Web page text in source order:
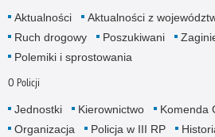
Aktualności Aktualności z
Ruch drogowy
Poszukiwani
Polemiki i sprostowania
O Policji
Jednostki Kierownictwo
Komenda
Organizacja
Policja w III RP